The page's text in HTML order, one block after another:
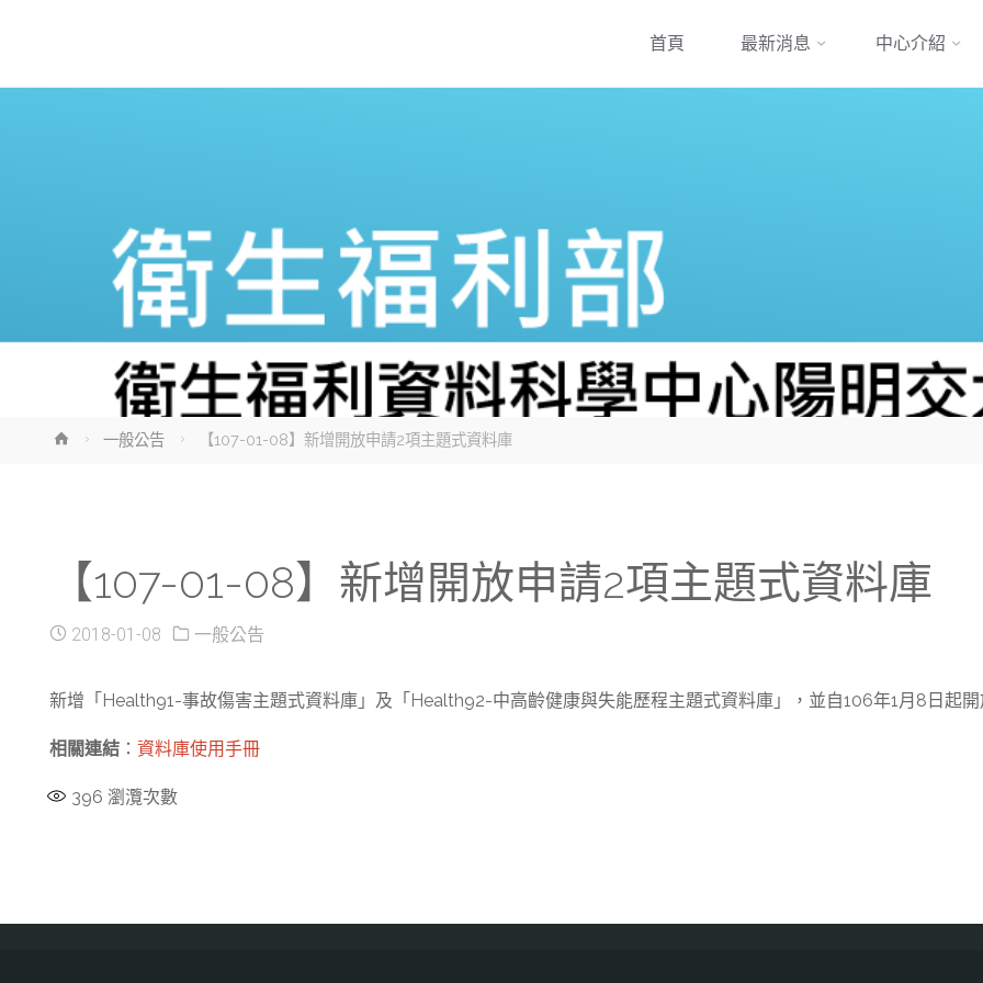
跳
到
首頁 最新消息 中心介紹
Home一般公告 【107-01-08】新增開放申請2項主題式資料庫
【107-01-08】新增開放申請2項主題式資料庫
2018-01-08 一般公告
新增「Health91-事故傷害主題式資料庫」及「Health92-中高齡健康與失能歷程主題式資料庫」，並自106年1月8日起開
相關連結： 資料庫使用手冊
396 瀏灠次數